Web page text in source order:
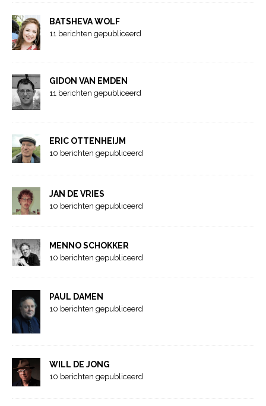
BATSHEVA WOLF
11 berichten gepubliceerd
GIDON VAN EMDEN
11 berichten gepubliceerd
ERIC OTTENHEIJM
10 berichten gepubliceerd
JAN DE VRIES
10 berichten gepubliceerd
MENNO SCHOKKER
10 berichten gepubliceerd
PAUL DAMEN
10 berichten gepubliceerd
WILL DE JONG
10 berichten gepubliceerd